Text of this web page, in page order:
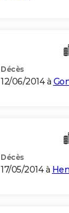
Décès
12/06/2014 à
Décès
17/05/2014 à